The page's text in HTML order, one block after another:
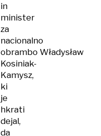
in
minister
za
nacionalno
obrambo Władysław
Kosiniak-
Kamysz,
ki
je
hkrati
dejal,
da